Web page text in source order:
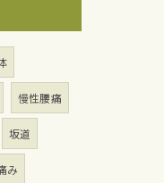
慢性腰痛
坂道
み